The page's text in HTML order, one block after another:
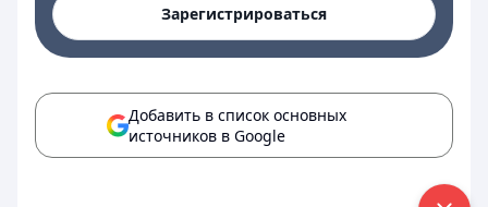
Зарегистрироваться
Добавить в список основных
источников в Google